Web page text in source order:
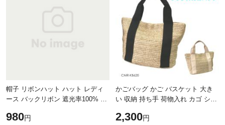
帽子 リボンハット ハット レディ
ース バックリボン 遮光率100% 紫
熱 リボン フリーサイズ 全3カラー
980円
かごバッグ かご バスケット 大き
い 収納 持ち手 荷物入れ カゴ ショ
ート シンプル レディース バスケ
2,300円